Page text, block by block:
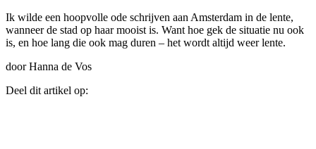
Ik wilde een hoopvolle ode schrijven aan Amsterdam in de lente,
wanneer de stad op haar mooist is. Want hoe gek de situatie nu ook
is, en hoe lang die ook mag duren – het wordt altijd weer lente.
door Hanna de Vos
Deel dit artikel op: